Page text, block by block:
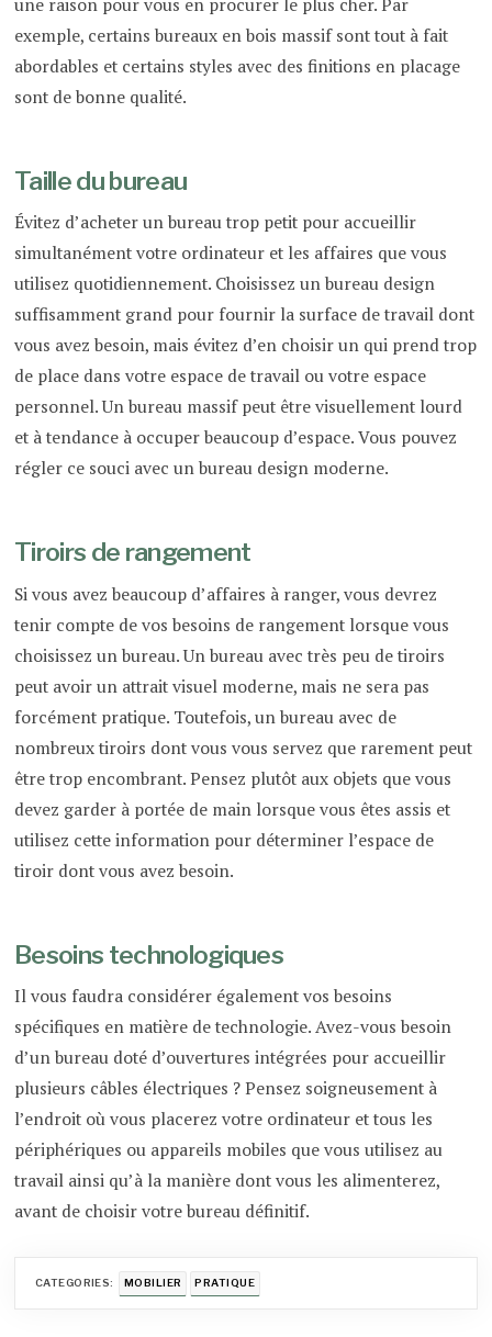
une raison pour vous en procurer le plus cher. Par
exemple, certains bureaux en bois massif sont tout à fait
abordables et certains styles avec des finitions en placage
sont de bonne qualité.
Taille du bureau
Évitez d’acheter un bureau trop petit pour accueillir
simultanément votre ordinateur et les affaires que vous
utilisez quotidiennement. Choisissez un bureau design
suffisamment grand pour fournir la surface de travail dont
vous avez besoin, mais évitez d’en choisir un qui prend trop
de place dans votre espace de travail ou votre espace
personnel. Un bureau massif peut être visuellement lourd
et à tendance à occuper beaucoup d’espace. Vous pouvez
régler ce souci avec un bureau design moderne.
Tiroirs de rangement
Si vous avez beaucoup d’affaires à ranger, vous devrez
tenir compte de vos besoins de rangement lorsque vous
choisissez un bureau. Un bureau avec très peu de tiroirs
peut avoir un attrait visuel moderne, mais ne sera pas
forcément pratique. Toutefois, un bureau avec de
nombreux tiroirs dont vous vous servez que rarement peut
être trop encombrant. Pensez plutôt aux objets que vous
devez garder à portée de main lorsque vous êtes assis et
utilisez cette information pour déterminer l’espace de
tiroir dont vous avez besoin.
Besoins technologiques
Il vous faudra considérer également vos besoins
spécifiques en matière de technologie. Avez-vous besoin
d’un bureau doté d’ouvertures intégrées pour accueillir
plusieurs câbles électriques ? Pensez soigneusement à
l’endroit où vous placerez votre ordinateur et tous les
périphériques ou appareils mobiles que vous utilisez au
travail ainsi qu’à la manière dont vous les alimenterez,
avant de choisir votre bureau définitif.
CATEGORIES: MOBILIER PRATIQUE